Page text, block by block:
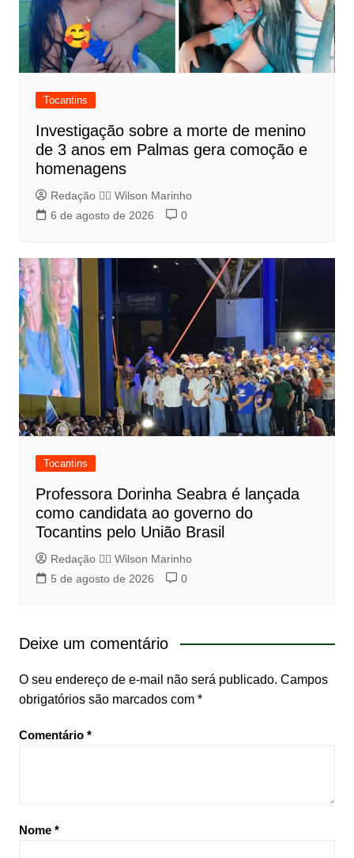
Tocantins
Investigação sobre a morte de menino
de 3 anos em Palmas gera comoção e
homenagens
Redação 👨‍⚖️​ Wilson Marinho
6 de agosto de 2026
0
Tocantins
Professora Dorinha Seabra é lançada
como candidata ao governo do
Tocantins pelo União Brasil
Redação 👨‍⚖️​ Wilson Marinho
5 de agosto de 2026
0
Deixe um comentário
O seu endereço de e-mail não será publicado. Campos
obrigatórios são marcados com *
Comentário *
Nome *